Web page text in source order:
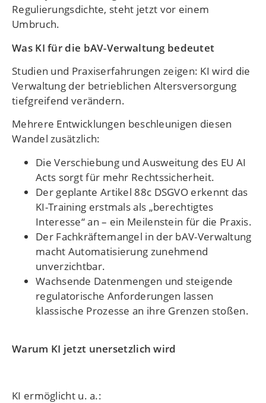
Regulierungsdichte, steht jetzt vor einem
Umbruch.
Was KI für die bAV-Verwaltung bedeutet
Studien und Praxiserfahrungen zeigen: KI wird die
Verwaltung der betrieblichen Altersversorgung
tiefgreifend verändern.
Mehrere Entwicklungen beschleunigen diesen
Wandel zusätzlich:
Die Verschiebung und Ausweitung des EU AI
Acts sorgt für mehr Rechtssicherheit.
Der geplante Artikel 88c DSGVO erkennt das
KI-Training erstmals als „berechtigtes
Interesse“ an – ein Meilenstein für die Praxis.
Der Fachkräftemangel in der bAV-Verwaltung
macht Automatisierung zunehmend
unverzichtbar.
Wachsende Datenmengen und steigende
regulatorische Anforderungen lassen
klassische Prozesse an ihre Grenzen stoßen.
Warum KI jetzt unersetzlich wird
KI ermöglicht u. a.: